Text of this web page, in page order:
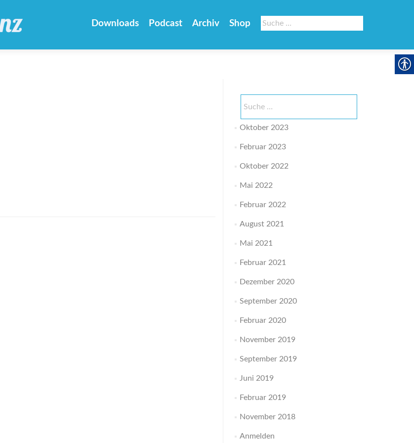
Suche
nach:
Downloads Podcast Archiv Shop
nach:
Oktober 2023
Februar 2023
Oktober 2022
Mai 2022
Februar 2022
August 2021
Mai 2021
Februar 2021
Dezember 2020
September 2020
Februar 2020
November 2019
September 2019
Juni 2019
Februar 2019
November 2018
Anmelden